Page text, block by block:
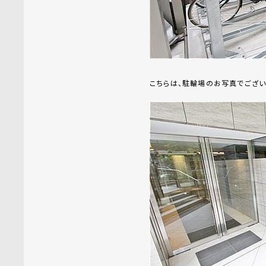
こちらは、駐輪場のお写真でござい